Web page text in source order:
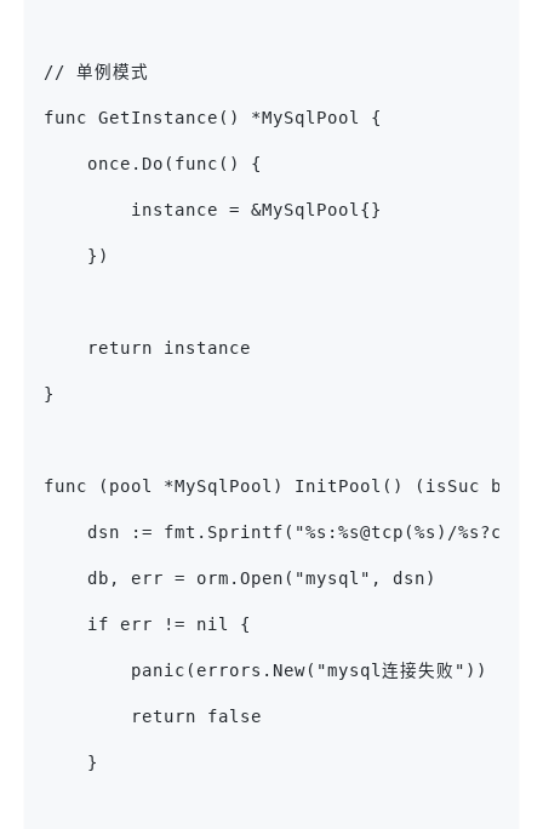
// 单例模式
func GetInstance() *MySqlPool {
    once.Do(func() {
        instance = &MySqlPool{}
    })
    return instance
}
func (pool *MySqlPool) InitPool() (isSuc
dsn := fmt.Sprintf("%s:%s@tcp(%s)/
    db, err = orm.Open("mysql", dsn)
    if err != nil {
        panic(errors.New("mysql连接失败"))
        return false
    }